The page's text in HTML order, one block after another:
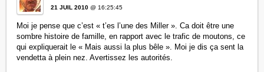
21 JUIL 2010 @ 16:25:45
Moi je pense que c’est « t’es l’une des Miller ». Ca doit être une
sombre histoire de famille, en rapport avec le trafic de moutons, ce
qui expliquerait le « Mais aussi la plus bêle ». Moi je dis ça sent la
vendetta à plein nez. Avertissez les autorités.